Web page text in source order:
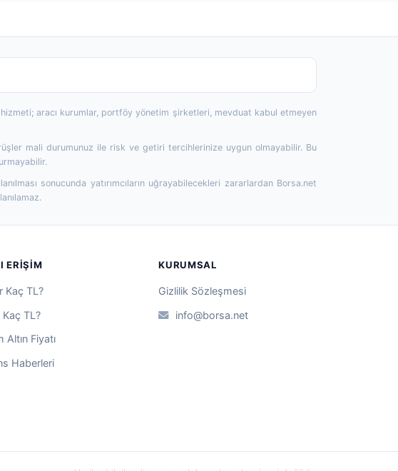
hizmeti; aracı kurumlar, portföy yönetim şirketleri, mevduat kabul etmeyen
mali durumunuz ile risk ve getiri tercihlerinize uygun olmayabilir. Bu
sonucunda yatırımcıların uğrayabilecekleri zararlardan Borsa.net
ERIŞIM
Kaç TL?
Kaç TL?
Altın Fiyatı
Haberleri
KURUMSAL
Gizlilik Sözleşmesi
info@borsa.net